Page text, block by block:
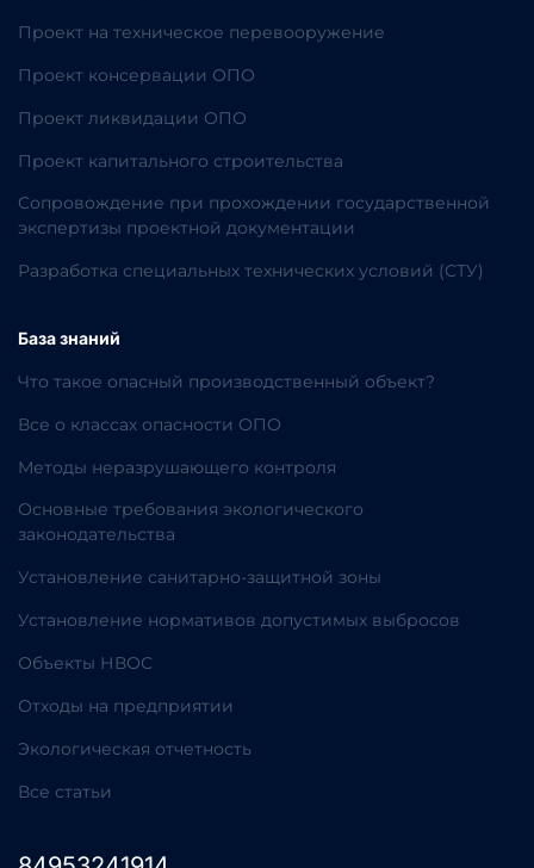
Проект на техническое перевооружение
Проект консервации ОПО
Проект ликвидации ОПО
Проект капитального строительства
Сопровождение при прохождении государственной
экспертизы проектной документации
Разработка специальных технических условий (СТУ)
База знаний
Что такое опасный производственный объект?
Все о классах опасности ОПО
Методы неразрушающего контроля
Основные требования экологического
законодательства
Установление санитарно-защитной зоны
Установление нормативов допустимых выбросов
Объекты НВОС
Отходы на предприятии
Экологическая отчетность
Все статьи